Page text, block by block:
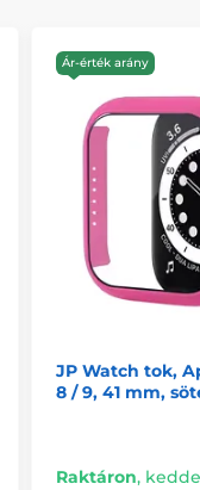
Biztos
órád
A tok
finoman és
hogy
A JP
a tökéletes
Ár-érték arány
JP Watch tok,
8 / 9, 41 mm,
Raktáron,